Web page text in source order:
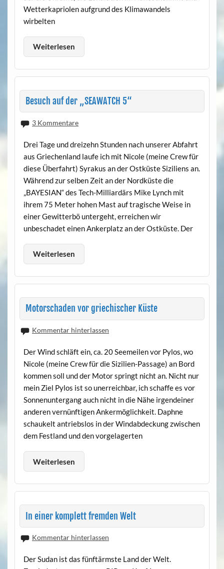
Wetterkapriolen aufgrund des Klimawandels
wirbelten
Weiterlesen
Besuch auf der „SEAWATCH 5“
3 Kommentare
Drei Tage und dreizehn Stunden nach unserer Abfahrt
aus Griechenland laufe ich mit Nicole (meine Crew für
diese Überfahrt) Syrakus an der Ostküste Siziliens an.
Während zur selben Zeit an der Nordküste die
„BAYESIAN“ des Tech-Milliardärs Mike Lynch mit
ihrem 75 Meter hohen Mast auf tragische Weise in
einer Gewitterbö untergeht, erreichen wir
unbeschadet einen Ankerplatz an der Ostküste. Der
Weiterlesen
Motorschaden vor griechischer Küste
Kommentar hinterlassen
Der Wind schläft ein, ca. 20 Seemeilen vor Pylos, wo
Nicole (meine Crew für die Sizilien-Passage) an Bord
kommen soll und der Motor springt nicht an. Nicht nur
mein Ziel Pylos ist so unerreichbar, ich schaffe es vor
Sonnenuntergang auch nicht in die Nähe irgendeiner
anderen vernünftigen Ankermöglichkeit. Daphne
schaukelt antriebslos in der Windabdeckung zwischen
dem Festland und den vorgelagerten
Weiterlesen
In einer komplett fremden Welt
Kommentar hinterlassen
Der Sudan ist das fünftärmste Land der Welt.